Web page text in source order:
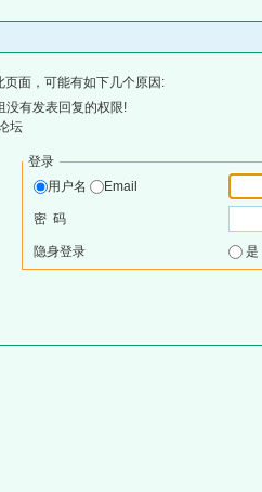
面，可能有如下几个原因:
没有发表回复的权限!
坛
登录
用户名
Email
密 码
隐身登录